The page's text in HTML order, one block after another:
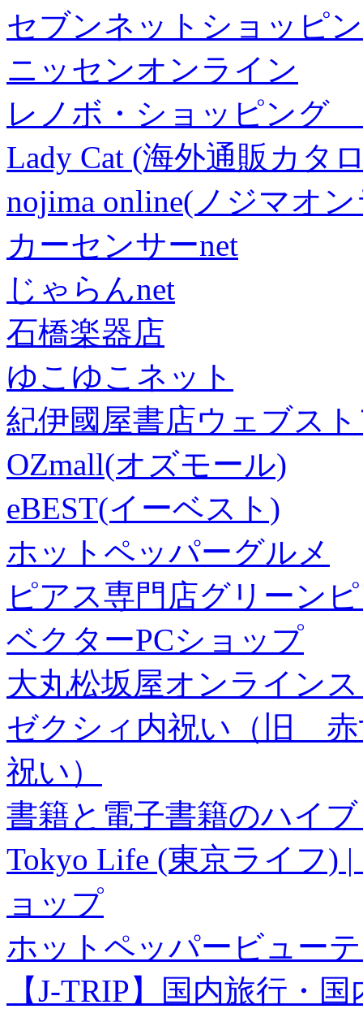
セブンネットショッピ
ニッセンオンライン
レノボ・ショッピング
Lady Cat (海外通販カタ
nojima online(ノジマオ
カーセンサーnet
じゃらんnet
石橋楽器店
ゆこゆこネット
紀伊國屋書店ウェブス
OZmall(オズモール)
eBEST(イーベスト)
ホットペッパーグルメ
ピアス専門店グリーン
ベクターPCショップ
大丸松坂屋オンライン
ゼクシィ内祝い（旧 赤
祝い）
書籍と電子書籍のハイ
Tokyo Life (東京ライフ)
ョップ
ホットペッパービュー
【J-TRIP】国内旅行・